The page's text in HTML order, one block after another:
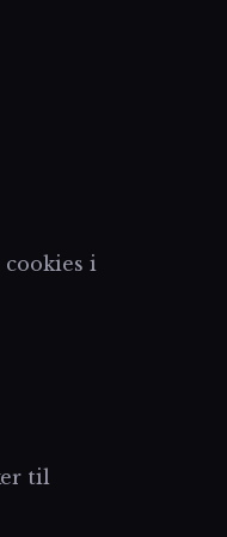
i
til